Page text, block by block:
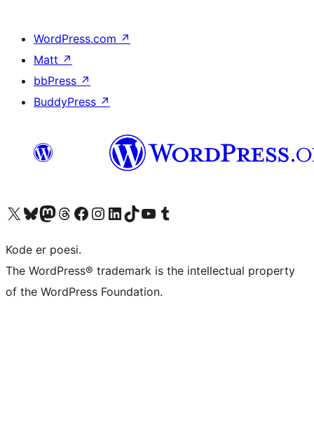
WordPress.com ↗
Matt ↗
bbPress ↗
BuddyPress ↗
Besøg vores X (tidligere Twitter) konto
Besøg vores Bluesky-konto
Besøg vores Mastodon konto
Besøg vores Threads-konto
Besøg vores Facebook sideBesøg vores Instagram konto
Besøg vores LinkedIn konto
Besøg vores TikTok-konto
Besøg vores YouTube-kanalBesøg vores Tumblr-konto
Kode er poesi.
The WordPress® trademark is the intellectual property
of the WordPress Foundation.